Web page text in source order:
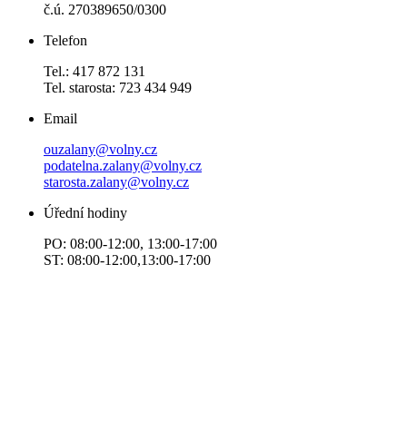
č.ú. 270389650/0300
Telefon
Tel.: 417 872 131
Tel. starosta: 723 434 949
Email
ouzalany@volny.cz
podatelna.zalany@volny.cz
starosta.zalany@volny.cz
Úřední hodiny
PO: 08:00-12:00, 13:00-17:00
ST: 08:00-12:00,13:00-17:00